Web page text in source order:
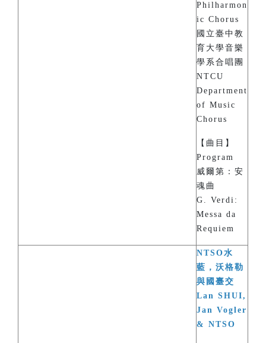
Philharmon
ic Chorus
國立臺中教
育大學音樂
學系合唱團
NTCU
Department
of Music
Chorus
【曲目】
Program
威爾第：安
魂曲
G. Verdi:
Messa da
Requiem
NTSO水
藍，沃格勒
與國臺交
Lan SHUI,
Jan Vogler
& NTSO